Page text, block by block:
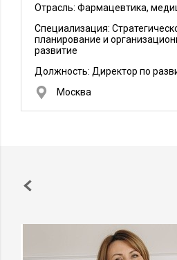
Отрасль: Фармацевтика,
Специализация:
планирование и
развитие
Должность: Директор по
Москва